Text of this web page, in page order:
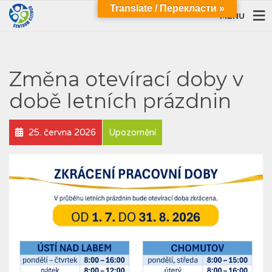
MENU
Změna otevírací doby v
době letních prázdnin
25. června 2026 Upozornění
Translate / Перекласти »